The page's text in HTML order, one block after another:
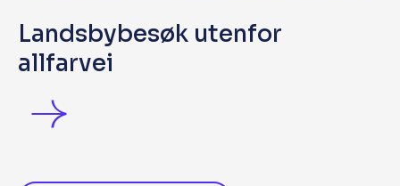
Landsbybesøk utenfor
allfarvei